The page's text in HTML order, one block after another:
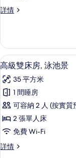
房,
池
景
的
相
片
詳情
家
泳
池
景
情
載
入
所
有
高
級
床
5
高級雙床房, 泳池景
35 平方米
1 間睡房
可容納 2 人 (按實質
2 張單人床
免費 Wi-Fi
詳情
高